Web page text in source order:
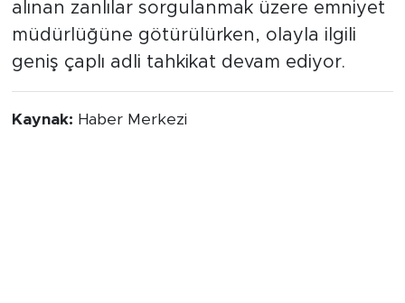
alınan zanlılar sorgulanmak üzere emniyet
müdürlüğüne götürülürken, olayla ilgili
geniş çaplı adli tahkikat devam ediyor.
Kaynak: Haber Merkezi